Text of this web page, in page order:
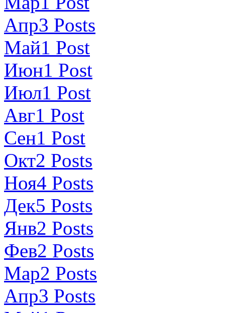
Апр3 Posts
Май1 Post
Июн1 Post
Июл1 Post
Авг1 Post
Сен1 Post
Окт2 Posts
Ноя4 Posts
Дек5 Posts
Янв2 Posts
Фев2 Posts
Мар2 Posts
Апр3 Posts